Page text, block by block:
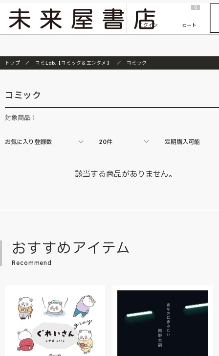
『ONE PIECE magazine 021 ONE PIECEカード付き同梱版』発売延期のご案内
ログイン
0
カート
トップ コミLab.【コミック＆エンタメ】 コミック
コミック
対象商品：
お気に入り登録数 20件 定期購入可能
該当する商品がありません。
おすすめアイテム
Recommend